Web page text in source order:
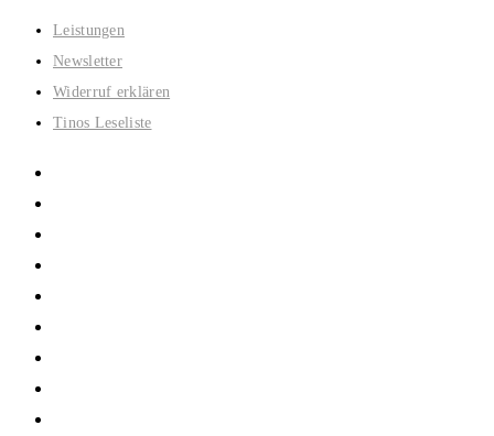
Zum
Inhalt
springen
Leistungen
Newsletter
Widerruf erklären
Tinos Leseliste